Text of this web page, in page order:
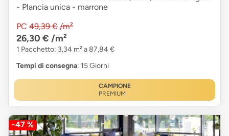
- Plancia unica - marrone
PC 49,39 € /m²
26,30 € /m²
1 Pacchetto: 3,34 m² a 87,84 €
Tempi di consegna: 15 Giorni
CAMPIONE
PREMIUM
-47 %